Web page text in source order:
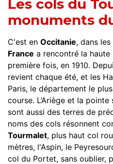
Les cols du
monuments
C'est en Occitanie, dans
France a rencontré la
première fois, en 1910.
revient chaque été, et les
Paris, le département le
course. L’Ariège et la
sont aussi des terres de
noms des cols résonnent
Tourmalet, plus haut col
mètres, l'Aspin, le
col du Portet, sans oublier,